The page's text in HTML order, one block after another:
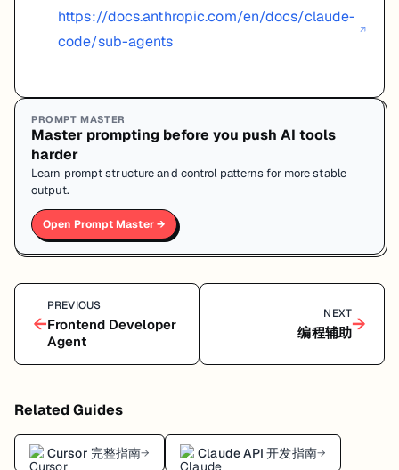
https://docs.anthropic.com/en/docs/claude-
code/sub-agents
↗
PROMPT MASTER
Master prompting before you push AI tools
harder
Learn prompt structure and control patterns for more stable
output.
Open Prompt Master →
←
PREVIOUS
Frontend Developer
Agent
NEXT
编程辅助→
Related Guides
Cursor 完整指南→ Claude API 开发指南→